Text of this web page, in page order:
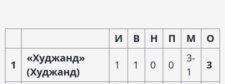
И В Н П М
О
1
«Худжанд»
(Худжанд)
1 1 0 0
3-
1
3